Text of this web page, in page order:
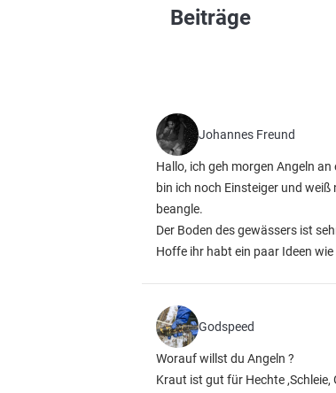
Beiträge
Johannes Freund
Hallo, ich geh morgen Angeln
bin ich noch Einsteiger und
beangle.
Der Boden des gewässers ist
Hoffe ihr habt ein paar Ideen
Godspeed
Worauf willst du Angeln ?
Kraut ist gut für Hechte ,Schleie,